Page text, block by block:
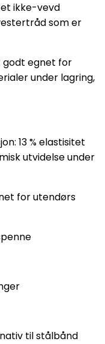
ikke-vevd
som er
godt egnet for
under lagring,
13 % elastisitet
utvidelse under
for utendørs
til stålbånd